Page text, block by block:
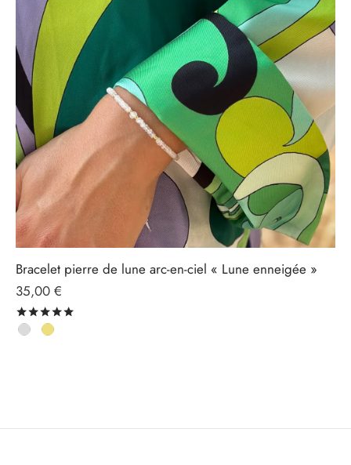
Bracelet pierre de lune arc-en-ciel « Lune enneigée »
35,00 €